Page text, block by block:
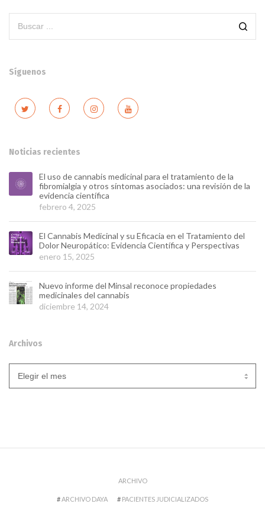
Síguenos
Noticias recientes
El uso de cannabis medicinal para el tratamiento de la
fibromialgia y otros síntomas asociados: una revisión de la
evidencia científica
febrero 4, 2025
El Cannabis Medicinal y su Eficacia en el Tratamiento del
Dolor Neuropático: Evidencia Científica y Perspectivas
enero 15, 2025
Nuevo informe del Minsal reconoce propiedades
medicinales del cannabis
diciembre 14, 2024
Archivos
ARCHIVO
ARCHIVO DAYA PACIENTES JUDICIALIZADOS